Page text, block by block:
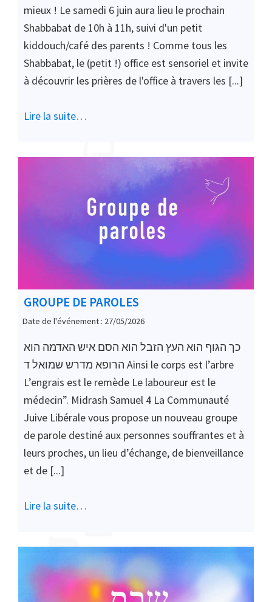
mieux ! Le samedi 6 juin aura lieu le prochain
Shabbabat de 10h à 11h, suivi d'un petit
kiddouch/café des parents ! Comme tous les
Shabbabat, le (petit !) office est sensoriel et invite
à découvrir les prières de l'office à travers les [...]
Lire la suite…
GROUPE DE PAROLES
Date de l'événement : 27/05/2026
כך הגוף הוא העץ הזבל הוא הסם איש האדמה הוא
הרופא מדרש שמואל ד Ainsi le corps est l’arbre
L’engrais est le remède Le laboureur est le
médecin”. Midrash Samuel 4 La Communauté
Juive Libérale vous propose un nouveau groupe
de parole destiné aux personnes souffrantes et à
leurs proches, un lieu d’échange, de bienveillance
et de [...]
Lire la suite…